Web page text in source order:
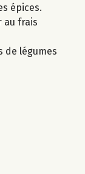
épices.
au frais
de légumes